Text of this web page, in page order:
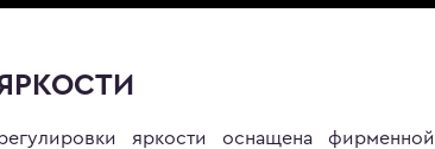
яркости оснащена фирменной